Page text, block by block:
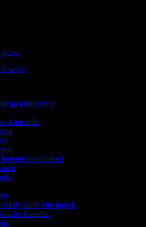
ile
kirjutamine
Androidis
mulle ette lugeda
laiendus